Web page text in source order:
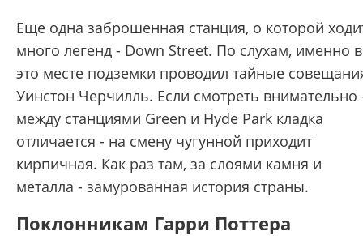
Еще одна заброшенная станция, о которой
много легенд - Down Street. По слухам, именно в
это месте подземки проводил тайные
Уинстон Черчилль. Если смотреть внимательно
между станциями Green и Hyde Park кладка
отличается - на смену чугунной приходит
кирпичная. Как раз там, за слоями камня и
металла - замурованная история страны.
Поклонникам Гарри Поттера